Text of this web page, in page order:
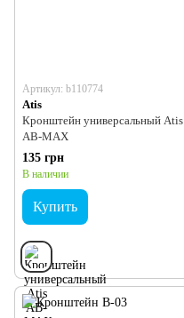
Артикул: b110774
Atis
Кронштейн универсальный Atis
AB-MAX
135 грн
В наличии
Купить